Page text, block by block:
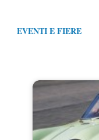
EVENTI E FIERE